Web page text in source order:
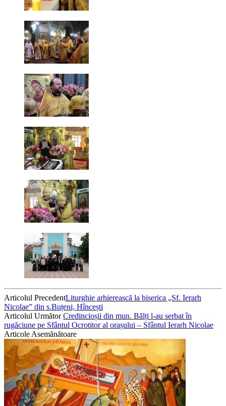
Articolul PrecedentLiturghie arhierească la biserica „Sf. Ierarh
Nicolae” din s.Buțeni, Hîncești
Articolul UrmătorCredincioșii din mun. Bălți l-au serbat în
rugăciune pe Sfântul Ocrotitor al orașului – Sfântul Ierarh Nicolae
Articole Asemănătoare